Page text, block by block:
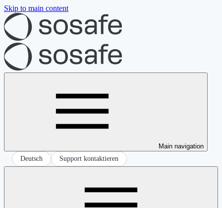
Skip to main content
Main navigation
Deutsch
Support kontaktieren